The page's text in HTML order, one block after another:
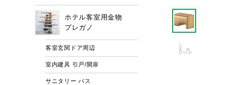
ホテル客室用金物
プレガノ
客室玄関ドア周辺
室内建具 引戸/開扉
サニタリー バス